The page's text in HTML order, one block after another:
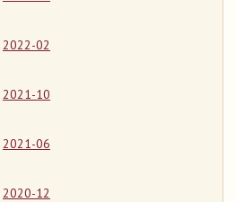
2022-02
2021-10
2021-06
2020-12